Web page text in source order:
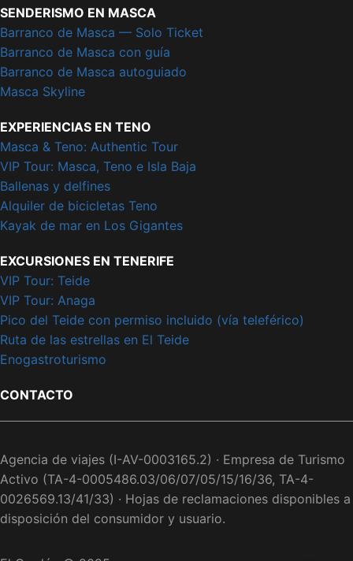
SENDERISMO EN MASCA
Barranco de Masca — Solo Ticket
Barranco de Masca con guía
Barranco de Masca autoguiado
Masca Skyline
EXPERIENCIAS EN TENO
Masca & Teno: Authentic Tour
VIP Tour: Masca, Teno e Isla Baja
Ballenas y delfines
Alquiler de bicicletas Teno
Kayak de mar en Los Gigantes
EXCURSIONES EN TENERIFE
VIP Tour: Teide
VIP Tour: Anaga
Pico del Teide con permiso incluido (vía teleférico)
Ruta de las estrellas en El Teide
Enogastroturismo
CONTACTO
Agencia de viajes (I-AV-0003165.2) · Empresa de Turismo
Activo (TA-4-0005486.03/06/07/05/15/16/36, TA-4-
0026569.13/41/33) · Hojas de reclamaciones disponibles a
disposición del consumidor y usuario.